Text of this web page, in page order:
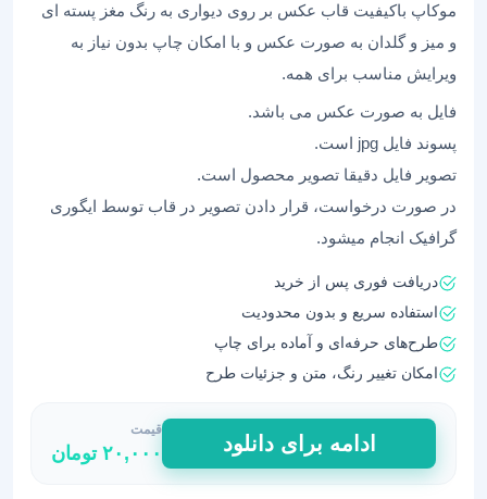
موکاپ باکیفیت قاب عکس بر روی دیواری به رنگ مغز پسته ای
و میز و گلدان به صورت عکس و با امکان چاپ بدون نیاز به
ویرایش مناسب برای همه.
فایل به صورت عکس می باشد.
پسوند فایل jpg است.
تصویر فایل دقیقا تصویر محصول است.
در صورت درخواست، قرار دادن تصویر در قاب توسط ایگوری
گرافیک انجام میشود.
دریافت فوری پس از خرید
استفاده سریع و بدون محدودیت
طرح‌های حرفه‌ای و آماده برای چاپ
امکان تغییر رنگ، متن و جزئیات طرح
موکاپ
قاب
عکس
ادامه برای دانلود
قیمت
۲۰,۰۰۰ تومان